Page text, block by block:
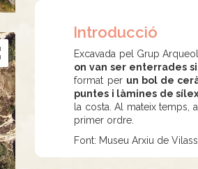
Introducció
Excavada pel Grup
on van ser enterrades
format per un bol de
puntes i làmines de
la costa. Al mateix
primer ordre.
Font: Museu Arxiu de